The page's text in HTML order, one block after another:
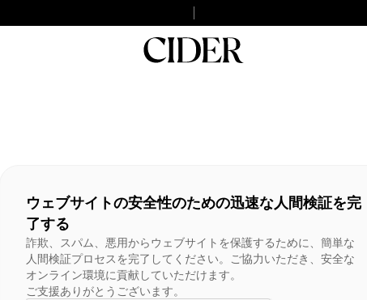
ウェブサイトの安全性のための迅速な人間検証を完
了する
詐欺、スパム、悪用からウェブサイトを保護するために、簡単な
人間検証プロセスを完了してください。ご協力いただき、安全な
オンライン環境に貢献していただけます。
ご支援ありがとうございます。